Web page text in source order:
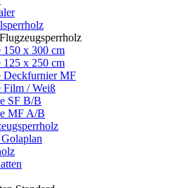
150 x 300 cm
125 x 250 cm
Deckfurnier MF
Film / Weiß
SF B/B
MF A/B